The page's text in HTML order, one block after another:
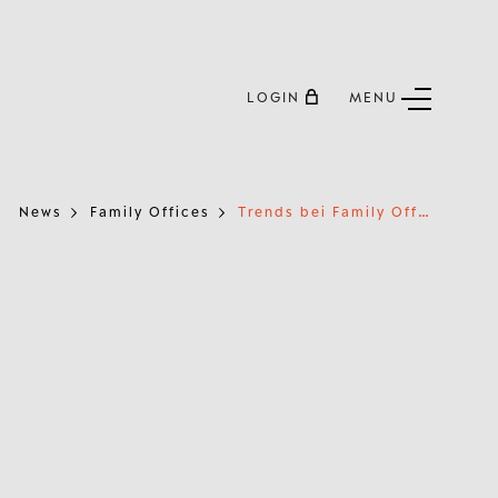
LOGIN MENU
News Family Offices T
rends bei Family Offices